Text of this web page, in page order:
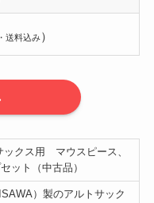
送料込み）
ックス用 マウスピース、
ット（中古品）
）製のアルトサック